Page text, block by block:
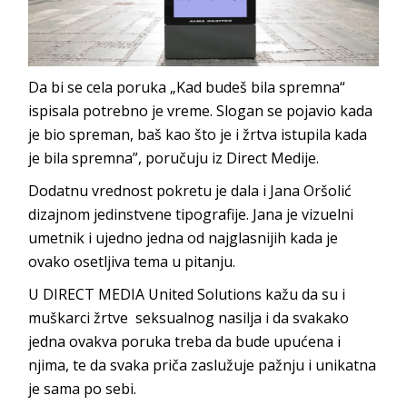
Da bi se cela poruka „Kad budeš bila spremna“
ispisala potrebno je vreme. Slogan se pojavio kada
je bio spreman, baš kao što je i žrtva istupila kada
je bila spremna”, poručuju iz Direct Medije.
Dodatnu vrednost pokretu je dala i Jana Oršolić
dizajnom jedinstvene tipografije. Jana je vizuelni
umetnik i ujedno jedna od najglasnijih kada je
ovako osetljiva tema u pitanju.
U DIRECT MEDIA United Solutions kažu da su i
muškarci žrtve seksualnog nasilja i da svakako
jedna ovakva poruka treba da bude upućena i
njima, te da svaka priča zaslužuje pažnju i unikatna
je sama po sebi.